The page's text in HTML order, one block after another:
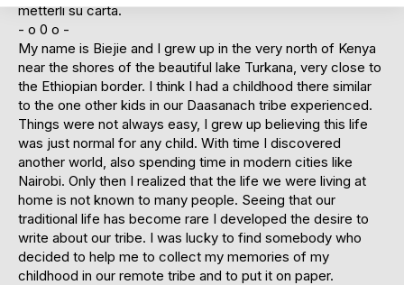
metterli su carta.
- o 0 o -
My name is Biejie and I grew up in the very north of Kenya
near the shores of the beautiful lake Turkana, very close to
the Ethiopian border. I think I had a childhood there similar
to the one other kids in our Daasanach tribe experienced.
Things were not always easy, I grew up believing this life
was just normal for any child. With time I discovered
another world, also spending time in modern cities like
Nairobi. Only then I realized that the life we were living at
home is not known to many people. Seeing that our
traditional life has become rare I developed the desire to
write about our tribe. I was lucky to find somebody who
decided to help me to collect my memories of my
childhood in our remote tribe and to put it on paper.